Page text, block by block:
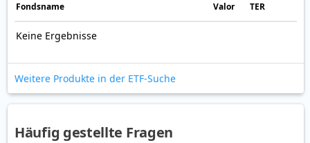
Fonds­name Valor TER
Keine Ergebnisse
Weitere Produkte in der ETF-Suche
Häufig gestellte Fragen